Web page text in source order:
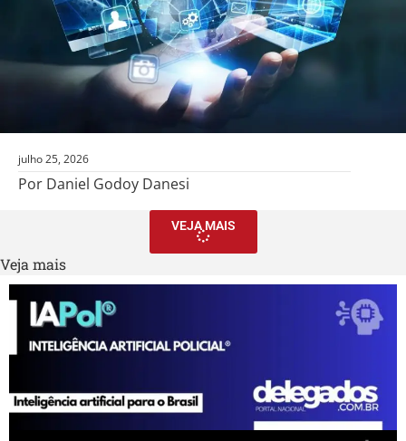
julho 25, 2026
Por Daniel Godoy Danesi
VEJA MAIS
Veja mais